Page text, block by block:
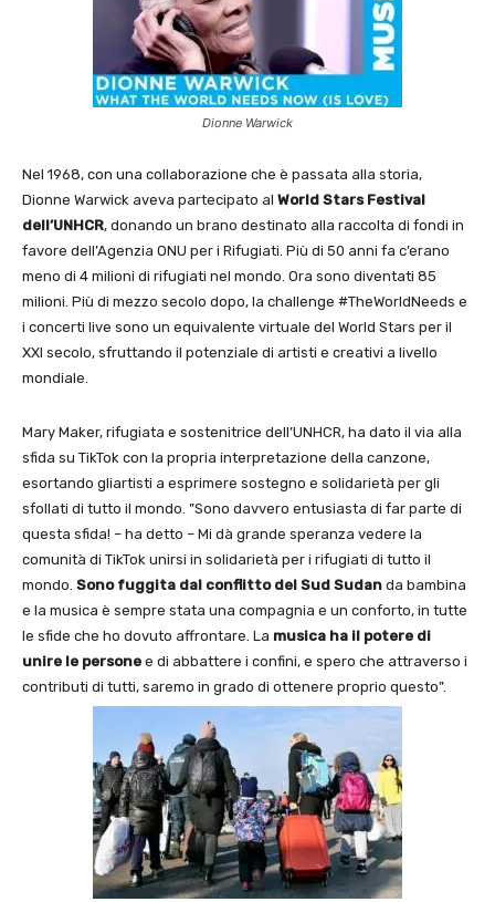
Dionne Warwick
Nel 1968, con una collaborazione che è passata alla storia,
Dionne Warwick aveva partecipato al World Stars Festival
dell’UNHCR, donando un brano destinato alla raccolta di fondi in
favore dell’Agenzia ONU per i Rifugiati. Più di 50 anni fa c’erano
meno di 4 milioni di rifugiati nel mondo. Ora sono diventati 85
milioni. Più di mezzo secolo dopo, la challenge #TheWorldNeeds e
i concerti live sono un equivalente virtuale del World Stars per il
XXI secolo, sfruttando il potenziale di artisti e creativi a livello
mondiale.
Mary Maker, rifugiata e sostenitrice dell’UNHCR, ha dato il via alla
sfida su TikTok con la propria interpretazione della canzone,
esortando gliartisti a esprimere sostegno e solidarietà per gli
sfollati di tutto il mondo. ”Sono davvero entusiasta di far parte di
questa sfida! – ha detto – Mi dà grande speranza vedere la
comunità di TikTok unirsi in solidarietà per i rifugiati di tutto il
mondo. Sono fuggita dal conflitto del Sud Sudan da bambina
e la musica è sempre stata una compagnia e un conforto, in tutte
le sfide che ho dovuto affrontare. La musica ha il potere di
unire le persone e di abbattere i confini, e spero che attraverso i
contributi di tutti, saremo in grado di ottenere proprio questo”.